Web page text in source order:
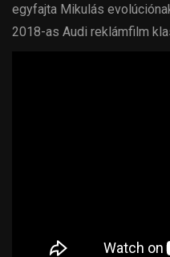
egyfajta Mikulás
2018-as Audi reklámfilm